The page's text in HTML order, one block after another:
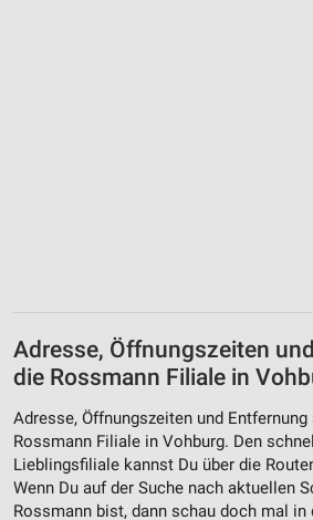
Adresse, Öffnungszeiten
die Rossmann Filiale in
Adresse, Öffnungszeiten und
Rossmann Filiale in Vohburg. Den
Lieblingsfiliale kannst Du über die
Wenn Du auf der Suche nach aktuellen
Rossmann bist, dann schau doch mal in